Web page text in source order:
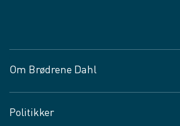
Om Brødrene Dahl
Vagttelefon 30 10 89 89
Politikker